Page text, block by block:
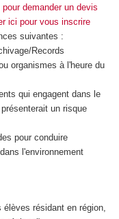
demander un devis
ici pour vous inscrire
suivantes :
Records
organismes à l'heure du
qui engagent dans le
un risque
pour conduire
l'environnement
élèves résidant en région,